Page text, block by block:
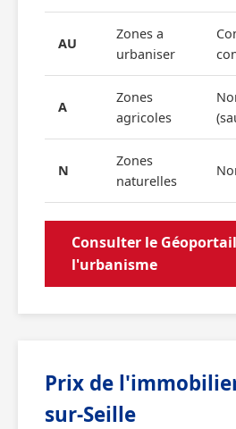
AU
Zones a
urbaniser
A
Zones
agricoles
N
Zones
naturelles
Consulter le
l'urbanisme
Prix de
sur-Seille